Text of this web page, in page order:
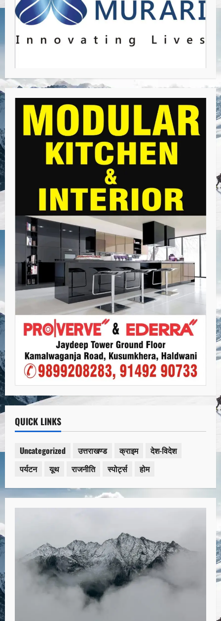
QUICK LINKS
Uncategorized उत्तराखण्ड क्राइम
देश-विदेश
पर्यटन
यूथ राजनीति स्पोर्ट्स होम